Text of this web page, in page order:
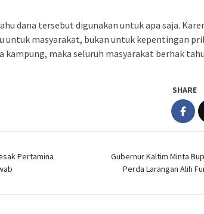
dana tersebut digunakan untuk apa saja.
untuk masyarakat, bukan untuk kepentingan
kampung, maka seluruh masyarakat berhak
SHARE
Pertamina
Gubernur Kaltim Minta
Perda Larangan Alih